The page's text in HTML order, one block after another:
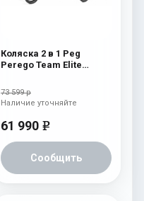
Коляска 2 в 1 Peg
Perego Team Elite
73 599 р
61 990 e
Сообщить
Наличие уточняйте